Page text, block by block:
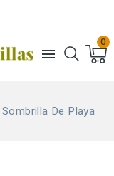

0
Sombrilla De Playa